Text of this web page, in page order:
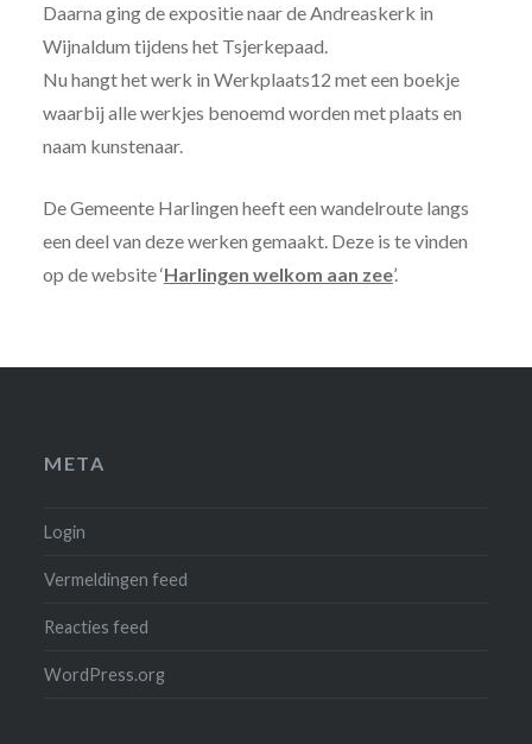
Daarna ging de expositie naar de Andreaskerk in
Wijnaldum tijdens het Tsjerkepaad.
Nu hangt het werk in Werkplaats12 met een boekje
waarbij alle werkjes benoemd worden met plaats en
naam kunstenaar.
De Gemeente Harlingen heeft een wandelroute langs
een deel van deze werken gemaakt. Deze is te vinden
op de website ‘Harlingen welkom aan zee’.
META
Login
Vermeldingen feed
Reacties feed
WordPress.org